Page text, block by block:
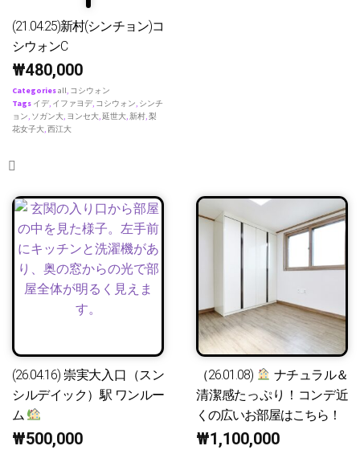
(21.04.25)新村(シンチョン)コ
シウォンC
₩480,000
Categoriesall, コシウォン
Tags イデ, イファヨデ, コシウォン, シンチ
ョン, ソガン大, ヨンセ大,延世大,新村,梨
花女子大,西江大
(26.04.16) 崇実大入口（スン
シルデイック）駅 ワンルー
ム
₩500,000
（26.01.08)
ナチュラル＆
清潔感たっぷり！コンデ近
くの広いお部屋はこちら！
₩1,100,000